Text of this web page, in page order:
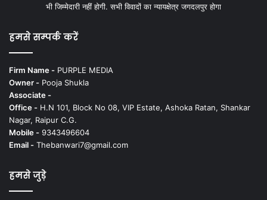
भी जिम्मेदारी नहीं होगी. सभी विवादों का न्यायक्षेत्र जगदलपुर होगा
हमसे सम्पर्क करें
Firm Name - PURPLE MEDIA
Owner - Pooja Shukla
Associate -
Office - H.N 101, Block No 08, VIP Estate, Ashoka Ratan, Shankar
Nagar, Raipur C.G.
Mobile - 9343496604
Email - Thebanwari7@gmail.com
हमसे जुड़े